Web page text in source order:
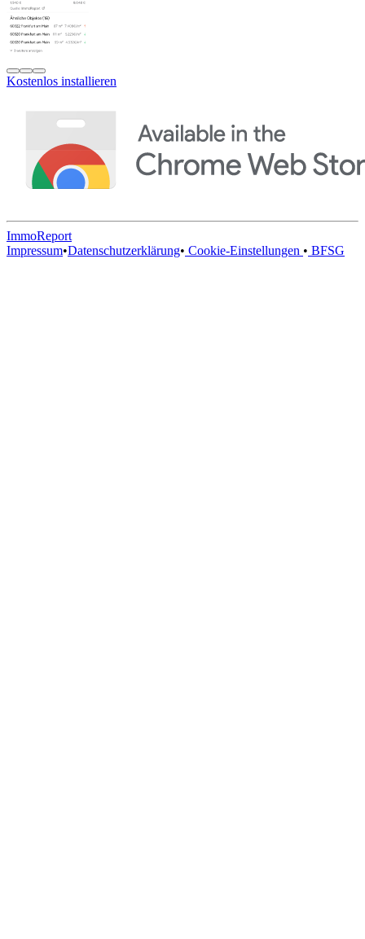
Kostenlos installieren
ImmoReport
Impressum•Datenschutzerklärung• Cookie-Einstellungen • BFSG